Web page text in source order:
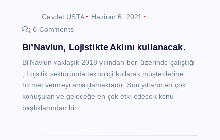
Cevdet USTA
Haziran 6, 2021
0 Comments
Bi’Navlun, Lojistikte Aklını kullanacak.
Bi’Navlun yaklaşık 2018 yılından beri üzerinde çalıştığı
, Lojsitik sektöründe teknoloji kullarak müşterilerine
hizmet vermeyi amaçlamaktadır. Son yılların en çok
konuşulan ve geleceğe en çok etki edecek konu
başlıklarından biri…